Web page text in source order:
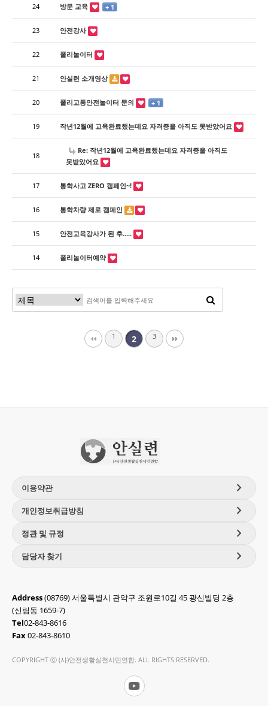
24 방문 교육 + 1
23 안전강사
22 폴리놀이터
21 안실련 소개영상
20 폴리교통안전놀이터 문의 + 1
19 작년12월에 교육완료했는데요 자격증을 아직도 못받았어요
18
Re: 작년12월에 교육완료했는데요 자격증을 아직도
못받았어요
17 통학사고 ZERO 캠페인~!
16 통학차량 제로 캠페인
15 안전교육강사가 된 후.....
14 폴리놀이터예약
1 2 3
이용약관 chevron_right
개인정보취급방침 chevron_right
정관 및 규정 chevron_right
담당자 찾기 chevron_right
Address(08769) 서울특별시 관악구 조원로10길 45 광신빌딩 2층
(신림동 1659-7)
Tel02-843-8616
Fax02-843-8610
COPYRIGHT ⓒ (사)안전생활실천시민연합. ALL RIGHTS RESERVED.